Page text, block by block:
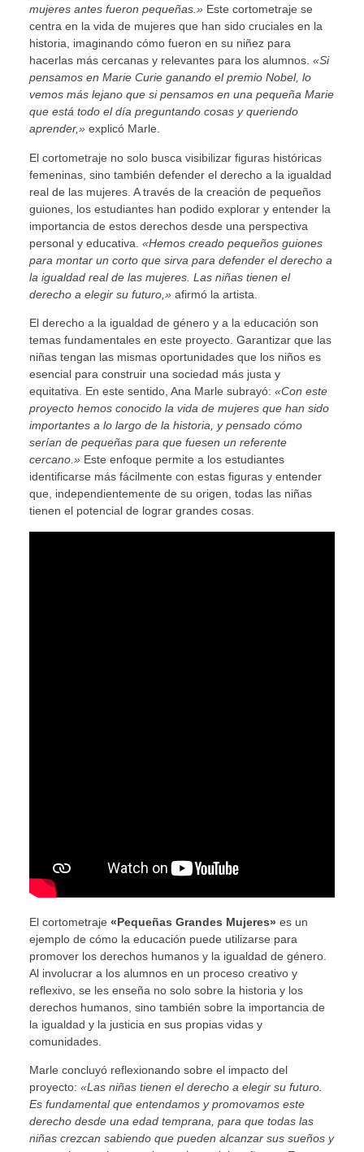
mujeres antes fueron pequeñas.»Este cortometraje se
centra en la vida de mujeres que han sido cruciales en la
historia, imaginando cómo fueron en su niñez para
hacerlas más cercanas y relevantes para los alumnos. «Si
pensamos en Marie Curie ganando el premio Nobel, lo
vemos más lejano que si pensamos en una pequeña Marie
que está todo el día preguntando cosas y queriendo
aprender,»explicó Marle.
El cortometraje no solo busca visibilizar figuras históricas
femeninas, sino también defender el derecho a la igualdad
real de las mujeres. A través de la creación de pequeños
guiones, los estudiantes han podido explorar y entender la
importancia de estos derechos desde una perspectiva
personal y educativa. «Hemos creado pequeños guiones
para montar un corto que sirva para defender el derecho a
la igualdad real de las mujeres. Las niñas tienen el
derecho a elegir su futuro,»afirmó la artista.
El derecho a la igualdad de género y a la educación son
temas fundamentales en este proyecto. Garantizar que las
niñas tengan las mismas oportunidades que los niños es
esencial para construir una sociedad más justa y
equitativa. En este sentido, Ana Marle subrayó: «Con este
proyecto hemos conocido la vida de mujeres que han sido
importantes a lo largo de la historia, y pensado cómo
serían de pequeñas para que fuesen un referente
cercano.»Este enfoque permite a los estudiantes
identificarse más fácilmente con estas figuras y entender
que, independientemente de su origen, todas las niñas
tienen el potencial de lograr grandes cosas.
El cortometraje «Pequeñas Grandes Mujeres» es un
ejemplo de cómo la educación puede utilizarse para
promover los derechos humanos y la igualdad de género.
Al involucrar a los alumnos en un proceso creativo y
reflexivo, se les enseña no solo sobre la historia y los
derechos humanos, sino también sobre la importancia de
la igualdad y la justicia en sus propias vidas y
comunidades.
Marle concluyó reflexionando sobre el impacto del
proyecto: «Las niñas tienen el derecho a elegir su futuro.
Es fundamental que entendamos y promovamos este
derecho desde una edad temprana, para que todas las
niñas crezcan sabiendo que pueden alcanzar sus sueños y